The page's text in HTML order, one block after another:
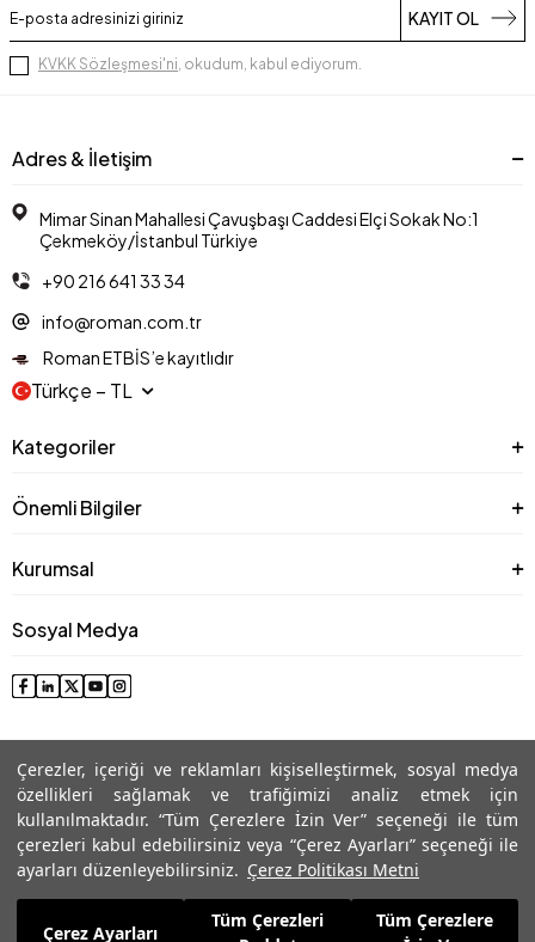
Çerezler, içeriği ve reklamları kişiselleştirmek, sosyal medya
özellikleri sağlamak ve trafiğimizi analiz etmek için
kullanılmaktadır. “Tüm Çerezlere İzin Ver” seçeneği ile tüm
çerezleri kabul edebilirsiniz veya “Çerez Ayarları” seçeneği ile
ayarları düzenleyebilirsiniz. Çerez Politikası Metni
Çerez Ayarları
Tüm Çerezleri
Tüm Çerezlere
5.654,99 TL
KAYIT OL
KVKK Sözleşmesi'ni, okudum, kabul ediyorum.
Adres & İletişim
Mimar Sinan Mahallesi Çavuşbaşı Caddesi Elçi Sokak No:1
Çekmeköy/İstanbul Türkiye
+90 216 641 33 34
info@roman.com.tr
Roman ETBİS’e kayıtlıdır
Türkçe − TL
Kategoriler
Önemli Bilgiler
Kurumsal
Sosyal Medya
© 2025 Roman® Tüm Hakları Saklıdır, İzinsiz kullanılamaz